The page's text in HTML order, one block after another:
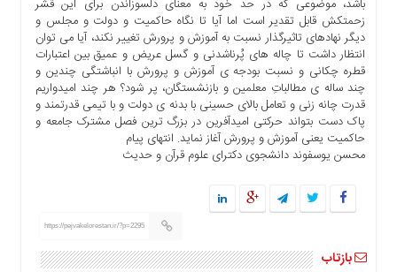
باشد، موضوعی که در حد خود به معنای دلسوزاندن برای این قشر
زحمتکش قابل تقدیر است اما آیا تا نگاه حاکمیت و دولت و مجلس و
دیگر نهادهای تاثیرگذار نسبت به آموزش و پرورش تغییر نکند، آیا می توان
انتظار داشت تا چاله های پُرناشدنی و گسل عریض و عمیق بین اعتبارات
قطره چکانی و نسبت بودجه ی آموزش و پرورش با انباشتگی چندین و
چند ساله ی مطالباتِ معلمین و بازنشستگان، پر شود؟ هر چند امیدواریم
قدرت چانه زنی و تعامل بالای حسینی با بدنه ی دولت و با تیمی قدرتمند و
پاک دست بتواند حرکتی امیدآفرین در بزرگ ترین فصل مشترک جامعه و
حاکمیت یعنی آموزش و پرورش آغاز نماید. انتهای پیام
محسن یوسفوند دانشجوی دکترای علوم قرآن و حدیث
https://pejvakelorestan.ir/?p=2295
بازتاب